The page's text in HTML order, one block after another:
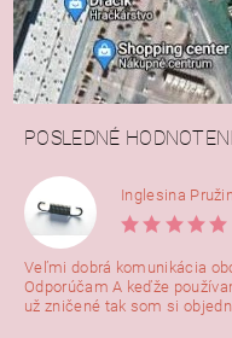
POSLEDNÉ
Inglesina
Veľmi dobrá komunikácia
Odporúčam A keďže
už zničené tak som si